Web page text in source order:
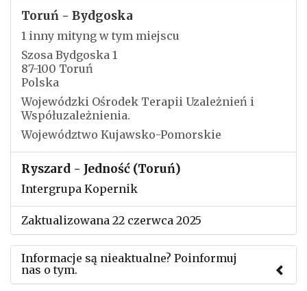
Toruń - Bydgoska
1 inny mityng w tym miejscu
Szosa Bydgoska 1
87-100 Toruń
Polska
Wojewódzki Ośrodek Terapii Uzależnień i
Współuzależnienia.
Województwo Kujawsko-Pomorskie
Ryszard - Jedność (Toruń)
Intergrupa Kopernik
Zaktualizowana 22 czerwca 2025
Informacje są nieaktualne? Poinformuj
nas o tym.